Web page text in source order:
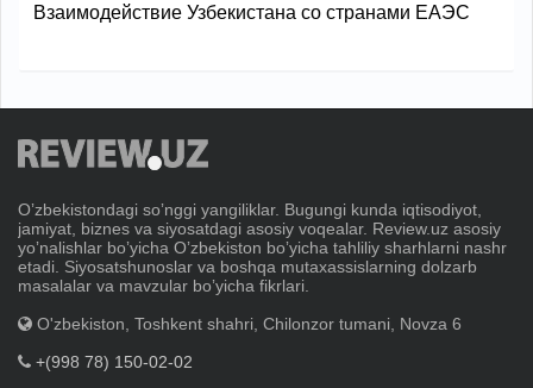
Взаимодействие Узбекистана со странами ЕАЭС
Oʼzbekistondagi soʼnggi yangiliklar. Bugungi kunda iqtisodiyot,
jamiyat, biznes va siyosatdagi asosiy voqealar. Review.uz asosiy
yoʼnalishlar boʼyicha Oʼzbekiston boʼyicha tahliliy sharhlarni nashr
etadi. Siyosatshunoslar va boshqa mutaxassislarning dolzarb
masalalar va mavzular boʼyicha fikrlari.
O'zbekiston, Toshkent shahri, Chilonzor tumani, Novza 6
+(998 78) 150-02-02